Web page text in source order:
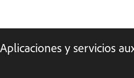
Aplicaciones y servicios